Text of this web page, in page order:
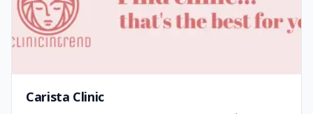
Carista Clinic